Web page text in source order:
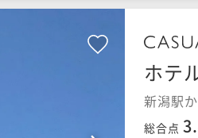
ホテ
新潟駅
総合点